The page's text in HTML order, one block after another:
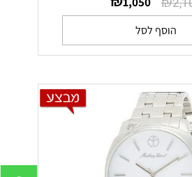
הוסף לסל